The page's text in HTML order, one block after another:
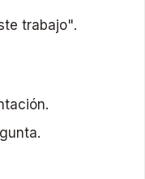
trabajo".